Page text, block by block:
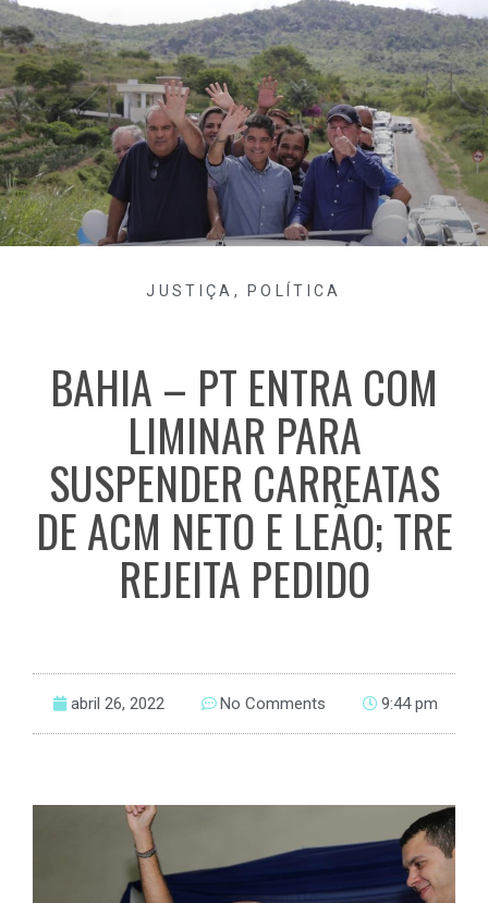
JUSTIÇA , POLÍTICA
BAHIA – PT ENTRA COM
LIMINAR PARA
SUSPENDER CARREATAS
DE ACM NETO E LEÃO; TRE
REJEITA PEDIDO
abril 26, 2022 No Comments 9:44 pm